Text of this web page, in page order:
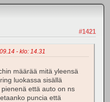
#1421
- klo: 14.31
määrää mitä yleensä
luokassa sisällä
että auto on ns
puncia että